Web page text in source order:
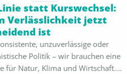
statt Kurswechsel:
Verlässlichkeit jetzt
ist
unzuverlässige oder
Politik – wir brauchen eine
für Natur, Klima und Wirtschaft.